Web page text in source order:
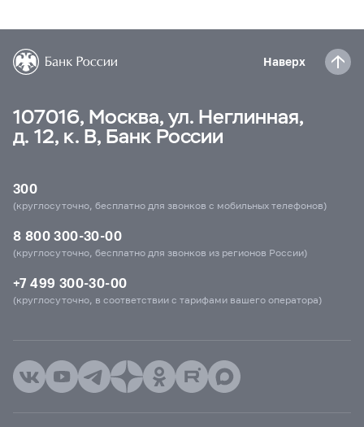
Наверх
107016, Москва, ул. Неглинная,
д. 12, к. В, Банк России
300
(круглосуточно, бесплатно для звонков с мобильных телефонов)
8 800 300-30-00
(круглосуточно, бесплатно для звонков из регионов России)
+7 499 300-30-00
(круглосуточно, в соответствии с тарифами вашего оператора)